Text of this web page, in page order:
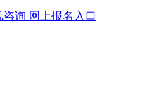
咨询 网上报名入口